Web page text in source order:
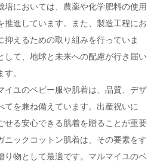
培においては、農薬や化学肥料の使用
推進しています。また、製造工程にお
抑えるための取り組みを行っていま
して、地球と未来への配慮が行き届い
。
イユのベビー服や肌着は、品質、デザ
てを兼ね備えています。出産祝いに
せる安心できる肌着を贈ることが重要
ニックコットン肌着は、その要素をす
り物として最適です。マルマイユのベ